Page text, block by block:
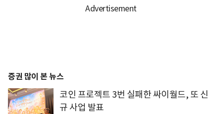
증권 많이 본 뉴스
코인 프로젝트 3번 실패한 싸이월드, 또 신
규 사업 발표